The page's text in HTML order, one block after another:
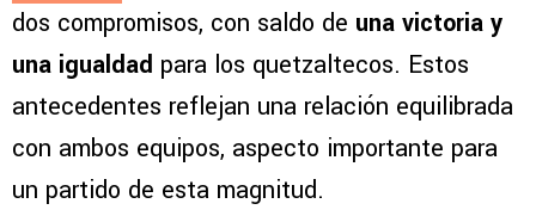
dos compromisos, con saldo de una victoria y
una igualdad para los quetzaltecos. Estos
antecedentes reflejan una relación equilibrada
con ambos equipos, aspecto importante para
un partido de esta magnitud.